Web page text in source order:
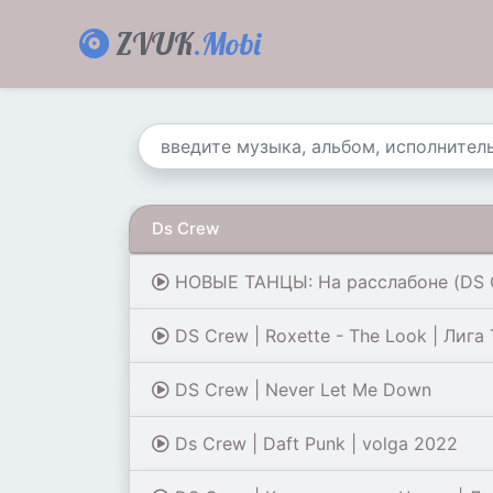
ZVUK.Mobi
Ds Crew
НОВЫЕ ТАНЦЫ: На расслабоне (DS
DS Crew | Roxette - The Look | Лига
DS Crew | Never Let Me Down
Ds Crew | Daft Punk | volga 2022